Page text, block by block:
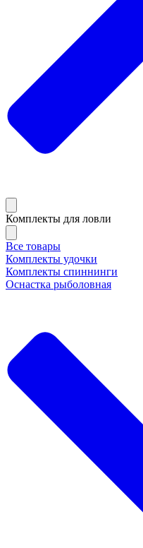
Комплекты для ловли
Все товары
Комплекты удочки
Комплекты спиннинги
Оснастка рыболовная